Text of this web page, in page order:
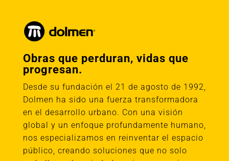
Obras que perduran, vidas que
progresan.
Desde su fundación el 21 de agosto de 1992,
Dolmen ha sido una fuerza transformadora
en el desarrollo urbano. Con una visión
global y un enfoque profundamente humano,
nos especializamos en reinventar el espacio
público, creando soluciones que no solo